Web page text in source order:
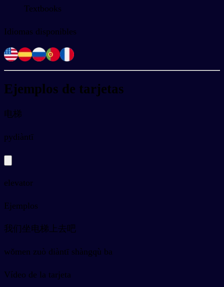
Textbooks
Idiomas disponibles
Ejemplos de tarjetas
电梯
pydiàntī
elevator
Ejemplos
我们坐电梯上去吧
wǒmen zuò diàntī shàngqù ba
Vídeo de la tarjeta